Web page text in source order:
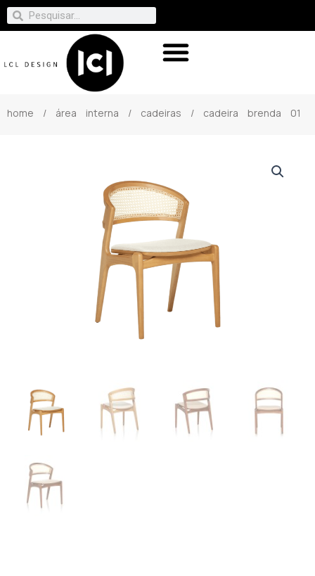
home / área interna / cadeiras / cadeira brenda 01